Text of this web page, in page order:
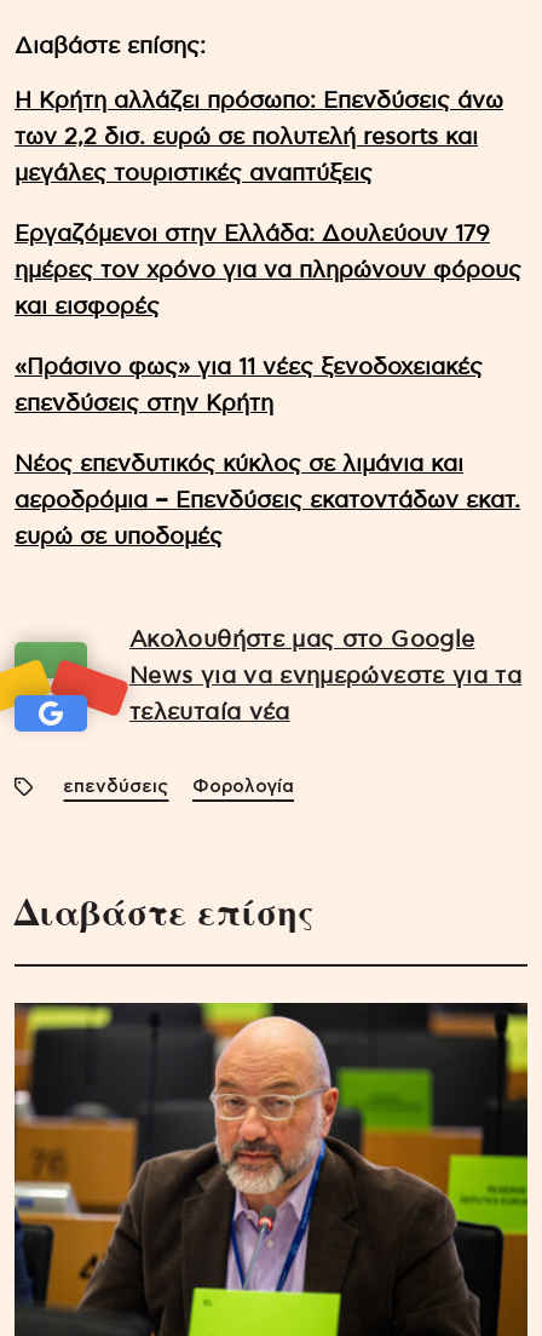
Διαβάστε επίσης:
Η Κρήτη αλλάζει πρόσωπο: Επενδύσεις άνω
των 2,2 δισ. ευρώ σε πολυτελή resorts και
μεγάλες τουριστικές αναπτύξεις
Εργαζόμενοι στην Ελλάδα: Δουλεύουν 179
ημέρες τον χρόνο για να πληρώνουν φόρους
και εισφορές
«Πράσινο φως» για 11 νέες ξενοδοχειακές
επενδύσεις στην Κρήτη
Νέος επενδυτικός κύκλος σε λιμάνια και
αεροδρόμια – Επενδύσεις εκατοντάδων εκατ.
ευρώ σε υποδομές
Ακολουθήστε μας στο Google
News για να ενημερώνεστε για τα
τελευταία νέα
επενδύσεις Φορολογία
Διαβάστε επίσης